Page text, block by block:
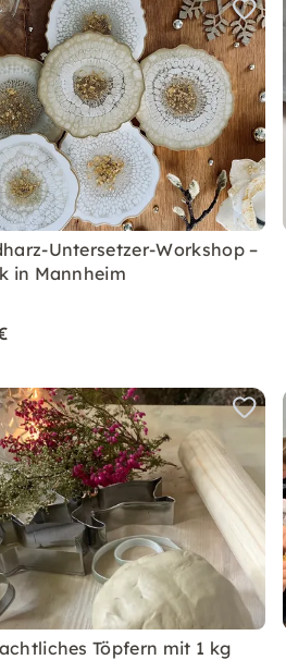
Untersetzer-Workshop –
in Mannheim
Töpfern mit 1 kg